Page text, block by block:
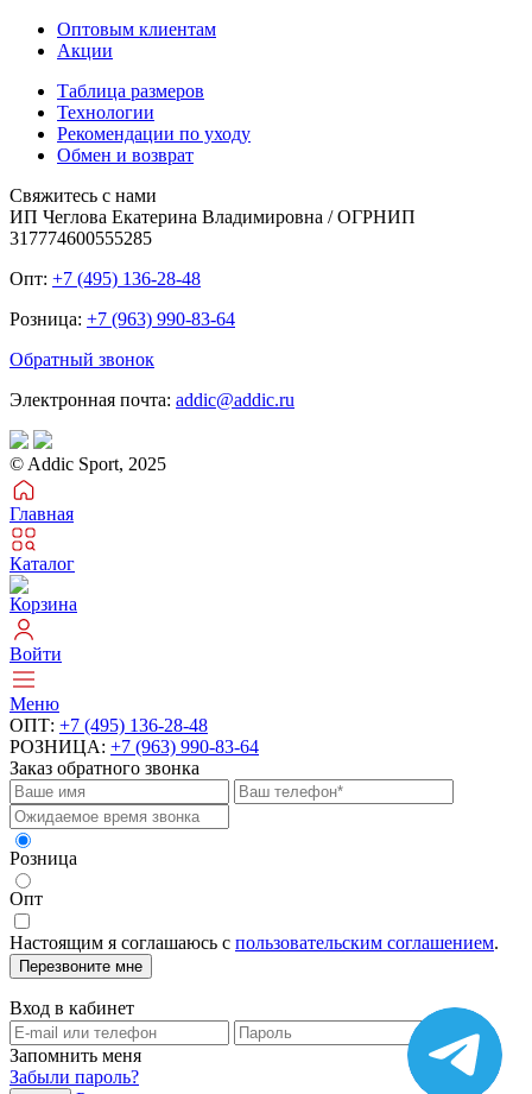
Оптовым клиентам
Акции
Таблица размеров
Технологии
Рекомендации по уходу
Обмен и возврат
Свяжитесь с нами
ИП Чеглова Екатерина Владимировна / ОГРНИП
317774600555285
Опт: +7 (495) 136-28-48
Розница: +7 (963) 990-83-64
Обратный звонок
Электронная почта: addic@addic.ru
© Addic Sport, 2025
Главная
Каталог
Корзина
Войти
Меню
ОПТ: +7 (495) 136-28-48
РОЗНИЦА: +7 (963) 990-83-64
Заказ обратного звонка
Розница
Опт
Настоящим я соглашаюсь с пользовательским соглашением.
Перезвоните мне
Вход в кабинет
Запомнить меня
Забыли пароль?